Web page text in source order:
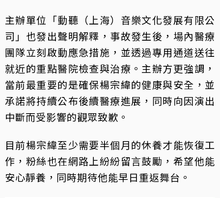
主辦單位「動聽（上海）音樂文化發展有限公
司」也發出聲明解釋，事故發生後，場內醫療
團隊立刻啟動應急措施，並透過專用通道送往
就近的重點醫院檢查與治療。主辦方更強調，
當前最重要的是確保楊宗緯的健康與安全，並
承諾將持續公布後續醫療進展，同時向因演出
中斷而受影響的觀眾致歉。
目前楊宗緯至少需要半個月的休養才能恢復工
作，粉絲也在網路上紛紛留言鼓勵，希望他能
安心靜養，同時期待他能早日重返舞台。